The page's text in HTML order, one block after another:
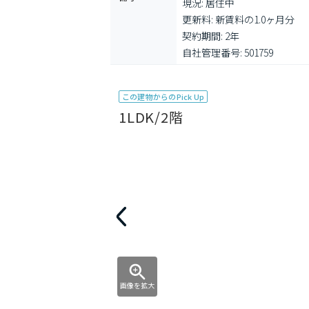
現況: 居住中
更新料: 新賃料の1.0ヶ月分
契約期間: 2年
自社管理番号: 501759
この建物からのPick Up
1LDK/2階
画像を拡大